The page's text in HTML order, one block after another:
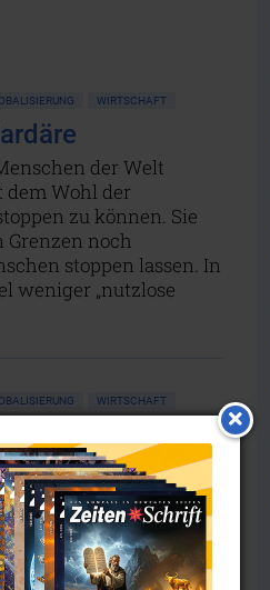
WIRTSCHAFT
der Welt
dem Wohl der
zu können. Sie
Grenzen noch
stoppen lassen. In
weniger „nutzlose
WIRTSCHAFT
statt zum
mehr ist nie genug.
war noch nie so groß
sein? Und was